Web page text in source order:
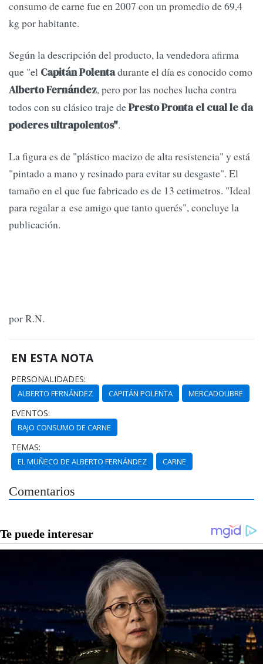
consumo de carne fue en 2007 con un promedio de 69,4
kg por habitante.
Según la descripción del producto, la vendedora afirma
que "el Capitán Polentadurante el día es conocido como
Alberto Fernández, pero por las noches lucha contra
todos con su clásico traje dePresto Pronta el cual le da
poderes ultrapolentos".
La figura es de "plástico macizo de alta resistencia" y está
"pintado a mano y resinado para evitar su desgaste". El
tamaño en el que fue fabricado es de 13 cetimetros. "Ideal
para regalar a ese amigo que tanto querés", concluye la
publicación.
por R.N.
EN ESTA NOTA
PERSONALIDADES:
ALBERTO FERNÁNDEZ CAPITÁN POLENTA MERCADOLIBRE
EVENTOS:
BAJO CONSUMO DE CARNE
TEMAS:
EL MUÑECO DE ALBERTO FERNÁNDEZ CARNE
Comentarios